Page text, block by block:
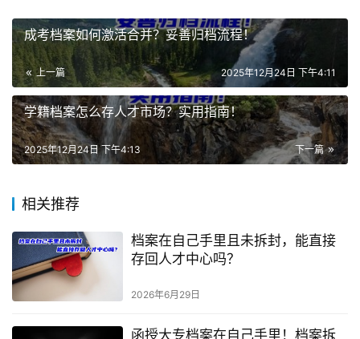
成考档案如何激活合并？妥善归档流程！
上一篇 2025年12月24日 下午4:11
学籍档案怎么存人才市场？实用指南！
下一篇
2025年12月24日 下午4:13
相关推荐
档案在自己手里且未拆封，能直接
存回人才中心吗？
2026年6月29日
函授大专档案在自己手里！档案拆